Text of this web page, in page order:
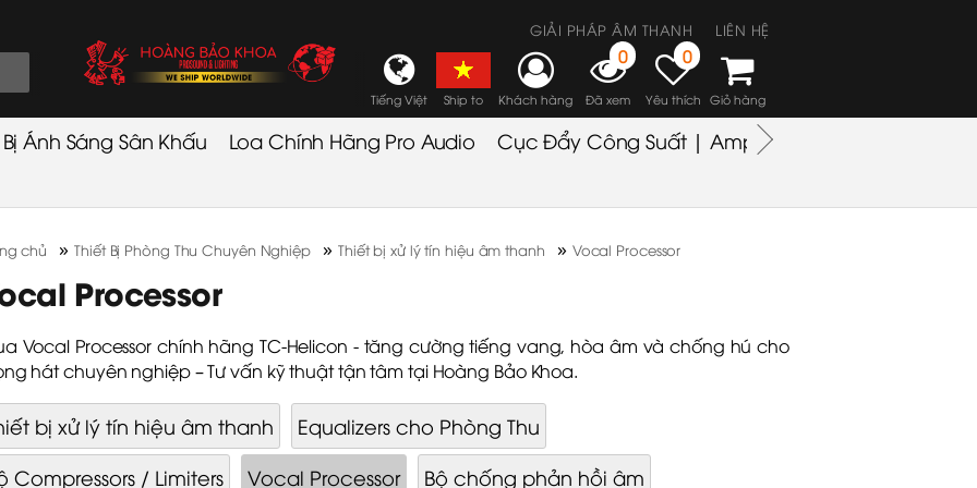
LIÊN HỆ
GIẢI PHÁP ÂM THANH
Tiếng Việt Ship to Khách hàng
0
Đã xem
0
Yêu thích Giỏ hàng
Ánh Sáng Sân Khấu Loa Chính Hãng Pro Audio Cục Đẩy Công Suất | Amplifiers
chủ »Thiết Bị Phòng Thu Chuyên Nghiệp » Thiết bị xử lý tín hiệu âm thanh » Vocal Processor
Processor
Vocal Processor chính hãng TC‑Helicon - tăng cường tiếng vang, hòa âm và chống hú cho
hát chuyên nghiệp – Tư vấn kỹ thuật tận tâm tại Hoàng Bảo Khoa.
bị xử lý tín hiệu âm thanh
Equalizers cho Phòng Thu
Compressors / Limiters
Vocal Processor
Bộ chống phản hồi âm